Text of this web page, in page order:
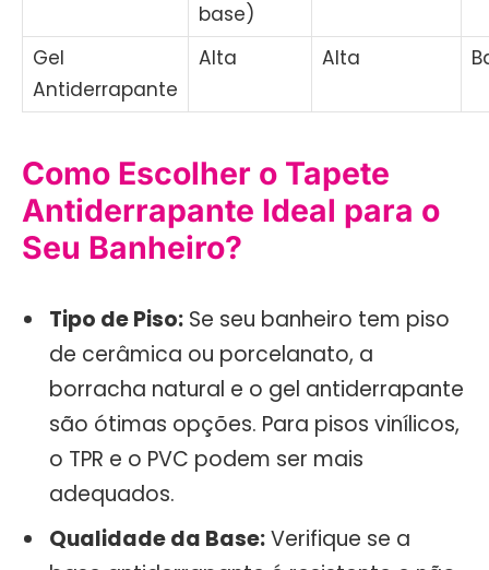
base)
Gel
Antiderrapante
Alta Alta
Como Escolher o Tapete
Antiderrapante Ideal para o
Seu Banheiro?
Tipo de Piso: Se seu banheiro tem piso
de cerâmica ou porcelanato, a
borracha natural e o gel antiderrapante
são ótimas opções. Para pisos vinílicos,
o TPR e o PVC podem ser mais
adequados.
Qualidade da Base:Verifique se a